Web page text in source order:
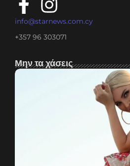
info@starnews.com.cy
+357 96 303071
Μην τα χάσεις